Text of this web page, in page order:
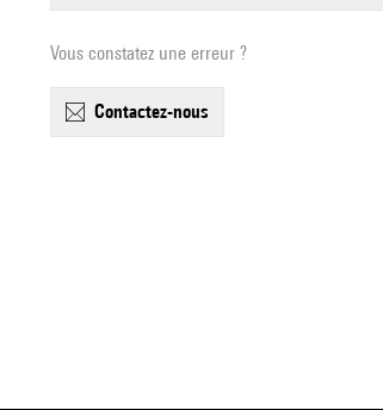
Vous constatez une erreur ?
contactez-nous